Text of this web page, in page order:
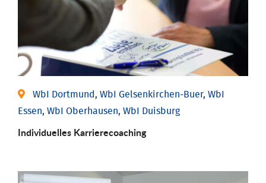
WbI Dortmund, WbI Gelsenkirchen-Buer, WbI
Essen, WbI Oberhausen, WbI Duisburg
Individu­elles Karrierecoaching